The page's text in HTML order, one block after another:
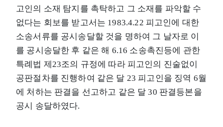
고인의 소재 탐지를 촉탁하고 그 소재를 파악할 수
없다는 회보를 받고서는 1983.4.22 피고인에 대한
소송서류를 공시송달할 것을 명하여 그 날자로 이
를 공시송달한 후 같은 해 6.16 소송촉진등에 관한
특례법 제23조의 규정에 따라 피고인의 진술없이
공판절차를 진행하여 같은 달 23 피고인을 징역 6월
에 처하는 판결을 선고하고 같은 달 30 판결등본을
공시 송달하였다.